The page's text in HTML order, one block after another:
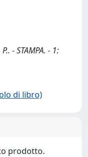
- STAMPA. - 1:
di libro)
prodotto.